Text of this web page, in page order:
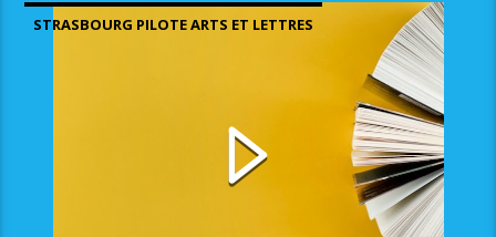
STRASBOURG PILOTE ARTS ET LETTRES